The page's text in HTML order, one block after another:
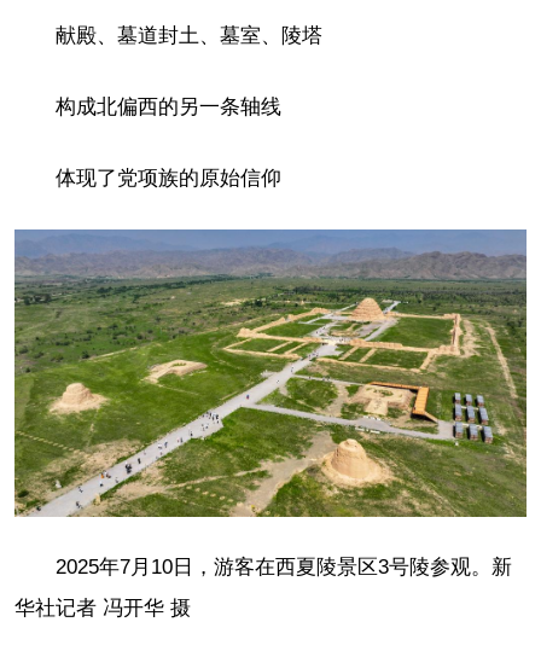
献殿、墓道封土、墓室、陵塔
构成北偏西的另一条轴线
体现了党项族的原始信仰
2025年7月10日，游客在西夏陵景区3号陵参观。新
华社记者 冯开华 摄